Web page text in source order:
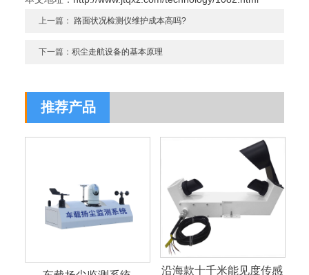
上一篇：路面状况检测仪维护成本高吗?
下一篇：积尘走航设备的基本原理
推荐产品
沿海款十千米能见度传感